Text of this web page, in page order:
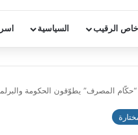
خاص الرقيب السياسية
“حكّام المصرف” يطوّقون الحكومة